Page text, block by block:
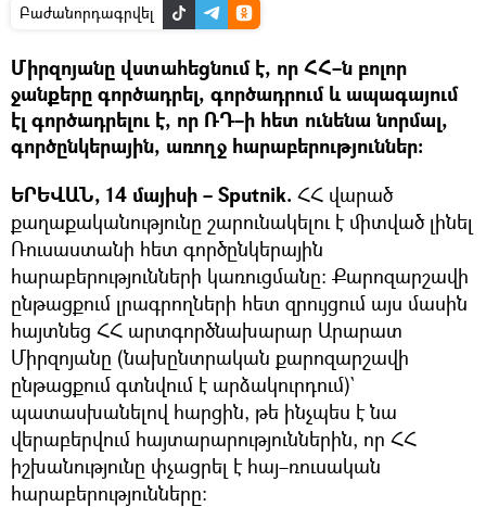
Բաժանորդագրվել
Միրզոյանը վստահեցնում է, որ ՀՀ–ն բոլոր
ջանքերը գործադրել, գործադրում և ապագայում
էլ գործադրելու է, որ ՌԴ–ի հետ ունենա նորմալ,
գործընկերային, առողջ հարաբերություններ։
ԵՐԵՎԱՆ, 14 մայիսի – Sputnik. ՀՀ վարած
քաղաքականությունը շարունակելու է միտված լինել
Ռուսաստանի հետ գործընկերային
հարաբերությունների կառուցմանը։ Քարոզարշավի
ընթացքում լրագրողների հետ զրույցում այս մասին
հայտնեց ՀՀ արտգործնախարար Արարատ
Միրզոյանը (նախընտրական քարոզարշավի
ընթացքում գտնվում է արձակուրդում)`
պատասխանելով հարցին, թե ինչպես է նա
վերաբերվում հայտարարություններին, որ ՀՀ
իշխանությունը փչացրել է հայ–ռուսական
հարաբերությունները։